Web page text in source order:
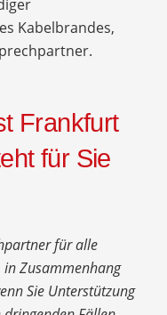
Kabelbrandes,
Frankfurt
für Sie
für alle
Zusammenhang
Sie Unterstützung